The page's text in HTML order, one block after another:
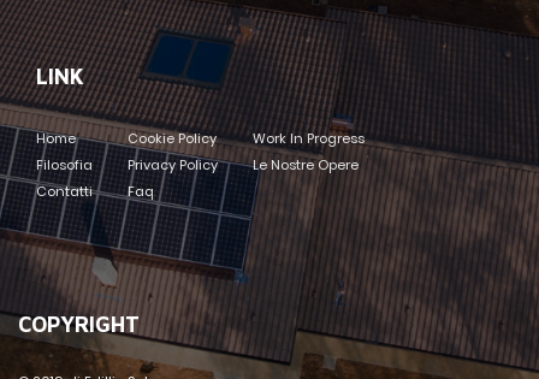
LINK
Home
Filosofia
Contatti
Cookie Policy
Privacy Policy
Faq
Work In Progress
Le Nostre Opere
COPYRIGHT